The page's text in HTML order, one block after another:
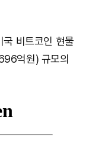
비트코인 현물
억원) 규모의